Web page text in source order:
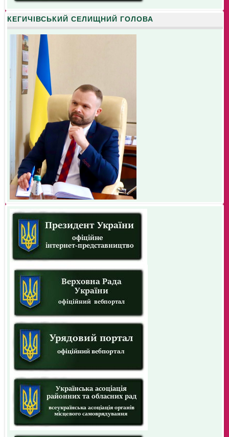
КЕГИЧІВСЬКИЙ СЕЛИЩНИЙ ГОЛОВА